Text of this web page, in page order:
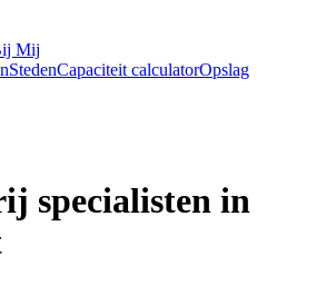
Mij
StedenCapaciteit calculatorOpslag
specialisten in